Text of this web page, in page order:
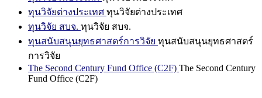
ทุนวิจัยต่างประเทศ ทุนวิจัยต่างประเทศ
ทุนวิจัย สบจ. ทุนวิจัย สบจ.
ทุนสนับสนุนยุทธศาสตร์การวิจัย ทุนสนับสนุนยุทธศาสตร์
การวิจัย
The Second Century Fund Office (C2F) The Second Century
Fund Office (C2F)